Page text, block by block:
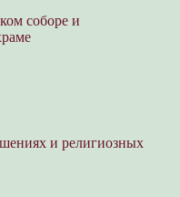
соборе и
и религиозных